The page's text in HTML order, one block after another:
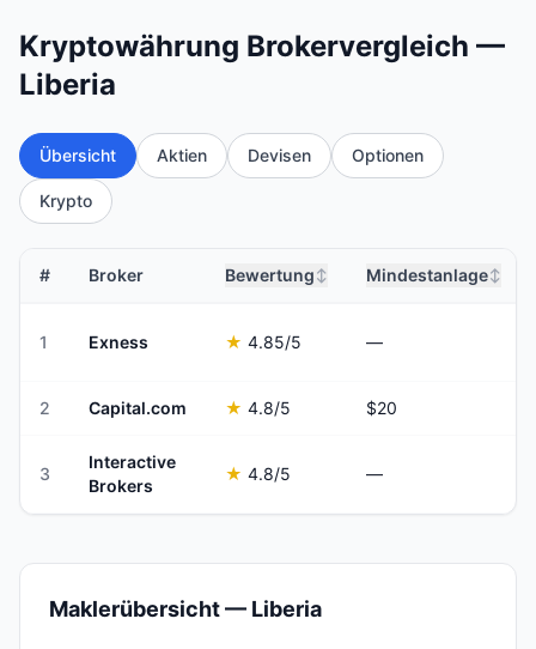
Kryptowährung Brokervergleich —
Liberia
Übersicht Aktien Devisen Optionen
Krypto
# Broker Bewertung ↕ Mindestanlage↕
1 Exness ★ 4.85/5 —
2 Capital.com ★ 4.8/5 $20
3
Interactive
Brokers
★ 4.8/5 —
Maklerübersicht — Liberia